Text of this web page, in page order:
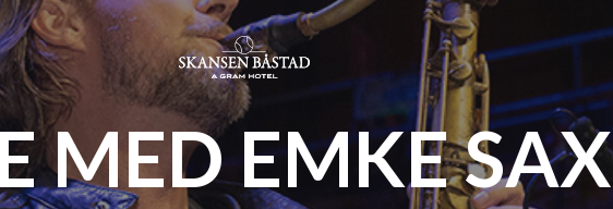
MED EMKE SAX